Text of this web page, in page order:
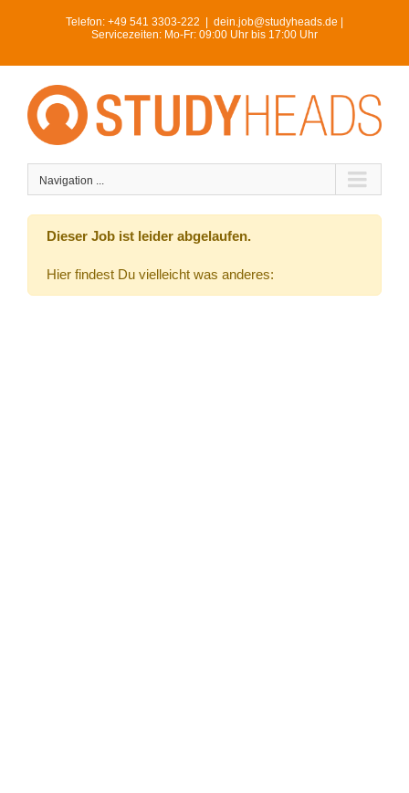
Telefon: +49 541 3303-222
dein.job@studyheads.de |
Servicezeiten: Mo-Fr: 09:00 Uhr bis 17:00 Uhr
Navigation ...
Dieser Job ist leider abgelaufen.
Hier findest Du vielleicht was anderes: